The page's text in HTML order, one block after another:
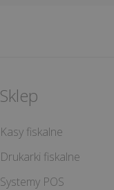
Sklep
Kasy fiskalne
Drukarki fiskalne
Systemy POS